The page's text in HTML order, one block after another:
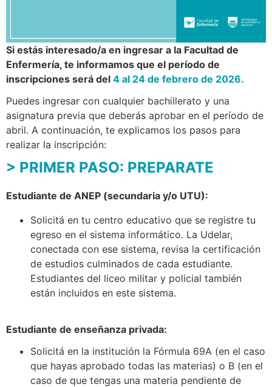
Si estás interesado/a en ingresar a la Facultad de
Enfermería, te informamos que el período de
inscripciones será del 4 al 24 de febrero de 2026.
Puedes ingresar con cualquier bachillerato y una
asignatura previa que deberás aprobar en el período de
abril. A continuación, te explicamos los pasos para
realizar la inscripción:
> PRIMER PASO: PREPARATE
Estudiante de ANEP (secundaria y/o UTU):
Solicitá en tu centro educativo que se registre tu
egreso en el sistema informático. La Udelar,
conectada con ese sistema, revisa la certificación
de estudios culminados de cada estudiante.
Estudiantes del liceo militar y policial también
están incluidos en este sistema.
Estudiante de enseñanza privada:
Solicitá en la institución la Fórmula 69A (en el caso
que hayas aprobado todas las materias) o B (en el
caso de que tengas una materia pendiente de